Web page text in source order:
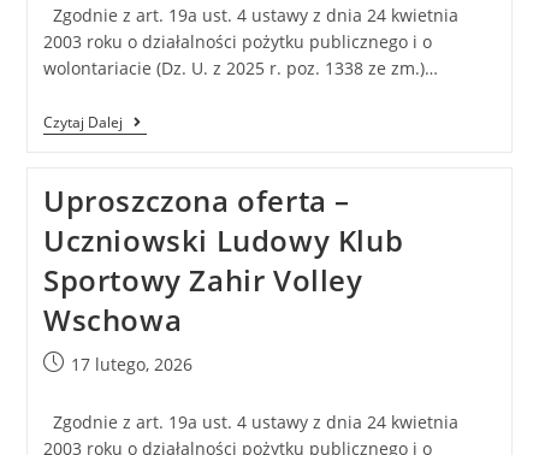
Zgodnie z art. 19a ust. 4 ustawy z dnia 24 kwietnia
2003 roku o działalności pożytku publicznego i o
wolontariacie (Dz. U. z 2025 r. poz. 1338 ze zm.)…
Czytaj Dalej
Uproszczona oferta –
Uczniowski Ludowy Klub
Sportowy Zahir Volley
Wschowa
17 lutego, 2026
Zgodnie z art. 19a ust. 4 ustawy z dnia 24 kwietnia
2003 roku o działalności pożytku publicznego i o